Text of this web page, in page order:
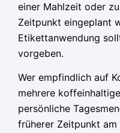
einer Mahlzeit oder
Zeitpunkt eingeplant
Etikettanwendung
vorgeben.
Wer empfindlich auf
mehrere
persönliche
früherer Zeitpunkt am